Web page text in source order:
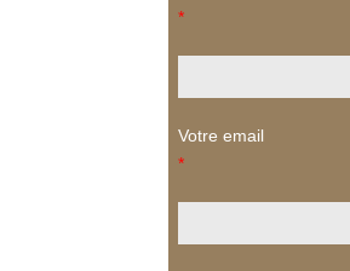
*
Votre email
*